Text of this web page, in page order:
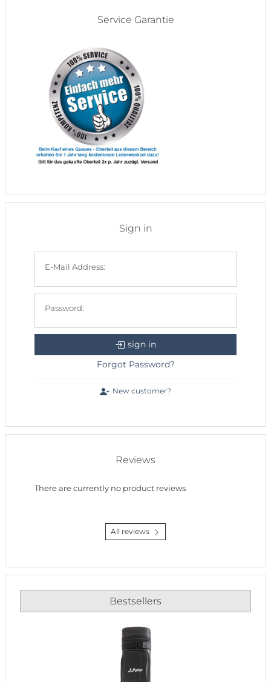
Service Garantie
Sign in
E-Mail Address:
Password:
sign in
Forgot Password?
New customer?
Reviews
There are currently no product reviews
All reviews
Bestsellers